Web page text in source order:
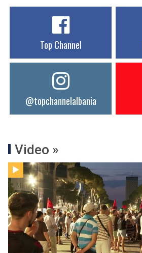
Top Channel
@topchannelalbania
Video »